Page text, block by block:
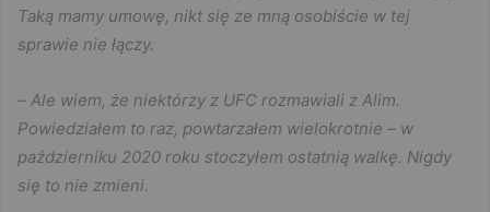
Taką mamy umowę, nikt się ze mną osobiście w tej
sprawie nie łączy.
– Ale wiem, że niektórzy z UFC rozmawiali z Alim.
Powiedziałem to raz, powtarzałem wielokrotnie – w
październiku 2020 roku stoczyłem ostatnią walkę. Nigdy
się to nie zmieni.